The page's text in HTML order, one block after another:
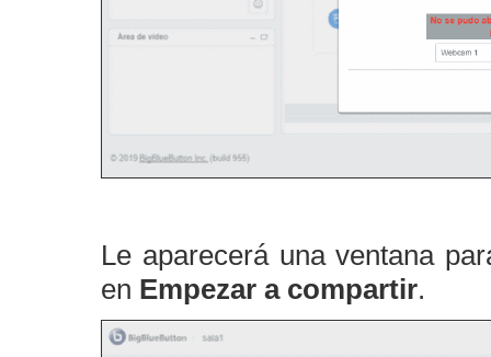
Le aparecerá una ventana
en Empezar a compartir.